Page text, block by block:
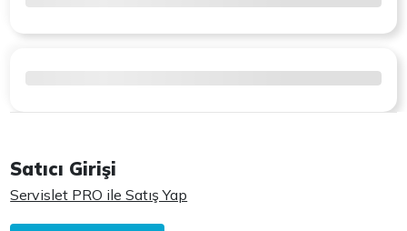
Satıcı Girişi
Servislet PRO ile Satış Yap